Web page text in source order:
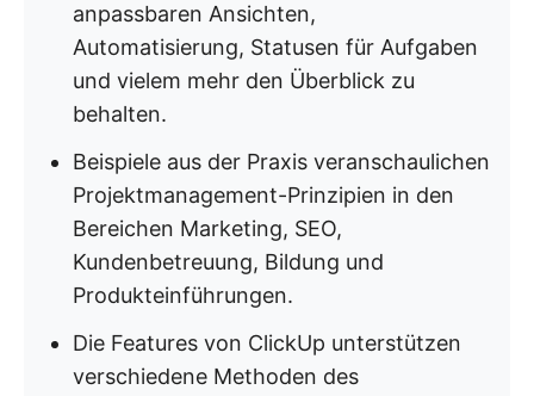
anpassbaren Ansichten,
Automatisierung, Statusen für Aufgaben
und vielem mehr den Überblick zu
behalten.
Beispiele aus der Praxis veranschaulichen
Projektmanagement-Prinzipien in den
Bereichen Marketing, SEO,
Kundenbetreuung, Bildung und
Produkteinführungen.
Die Features von ClickUp unterstützen
verschiedene Methoden des